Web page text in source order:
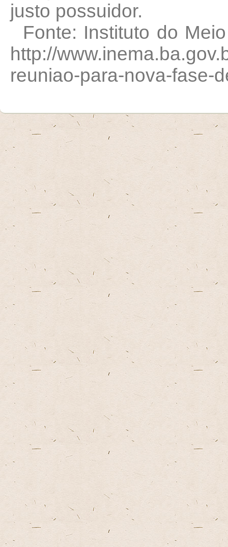
justo possuidor.
Fonte: Instituto do
http://
reuniao-para-nova-fase-